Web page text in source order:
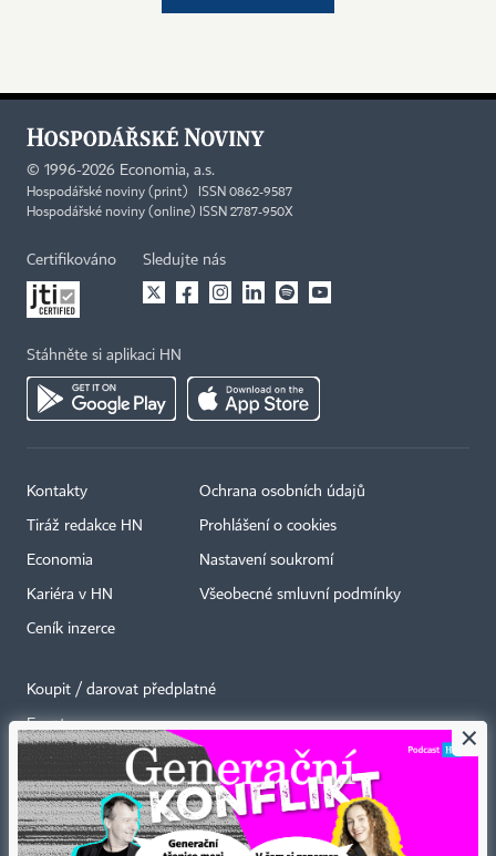
© 1996-2026 Economia, a.s.
Hospodářské noviny (print) ISSN 0862-9587
Hospodářské noviny (online) ISSN 2787-950X
Certifikováno Sledujte nás
Stáhněte si aplikaci HN
Kontakty
Tiráž redakce HN
Economia
Kariéra v HN
Ceník inzerce
Ochrana osobních údajů
Prohlášení o cookies
Nastavení soukromí
Všeobecné smluvní podmínky
Koupit / darovat předplatné
Eventy
Newslettery
RSS kanály
×